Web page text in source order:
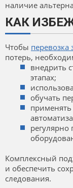
наличие
КАК
Чтобы перевозка
потерь,
внедрить
этапах;
обучать
регулярно
Комплексный
и обеспечить
следования.